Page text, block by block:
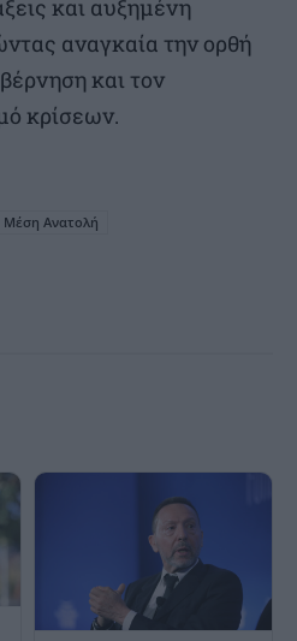
και αυξημένη
αναγκαία την ορθή
και τον
κρίσεων.
Μέση Ανατολή